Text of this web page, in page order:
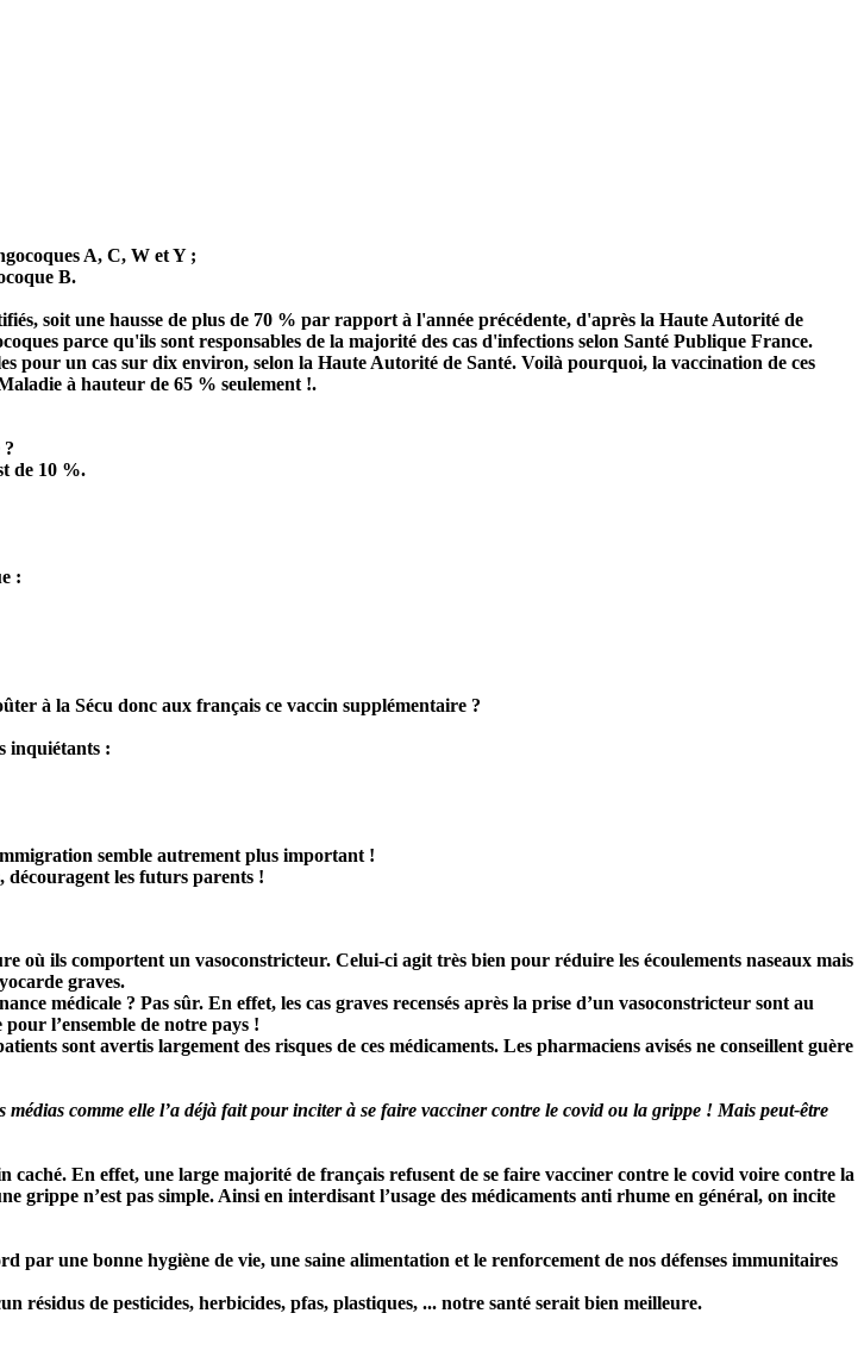
A, C, W et Y ;
B.
, soit une hausse de plus de 70 % par rapport à l'année précédente, d'après la Haute Autorité de
parce qu'ils sont responsables de la majorité des cas d'infections selon Santé Publique France.
pour un cas sur dix environ, selon la Haute Autorité de Santé. Voilà pourquoi, la vaccination de ces
à hauteur de 65 % seulement !.
de 10 %.
:
à la Sécu donc aux français ce vaccin supplémentaire ?
inquiétants :
semble autrement plus important !
découragent les futurs parents !
où ils comportent un vasoconstricteur. Celui-ci agit très bien pour réduire les écoulements naseaux mais
graves.
médicale ? Pas sûr. En effet, les cas graves recensés après la prise d’un vasoconstricteur sont au
l’ensemble de notre pays !
sont avertis largement des risques de ces médicaments. Les pharmaciens avisés ne conseillent guère
comme elle l’a déjà fait pour inciter à se faire vacciner contre le covid ou la grippe ! Mais peut-être
En effet, une large majorité de français refusent de se faire vacciner contre le covid voire contre la
n’est pas simple. Ainsi en interdisant l’usage des médicaments anti rhume en général, on incite
par une bonne hygiène de vie, une saine alimentation et le renforcement de nos défenses immunitaires
résidus de pesticides, herbicides, pfas, plastiques, ... notre santé serait bien meilleure.